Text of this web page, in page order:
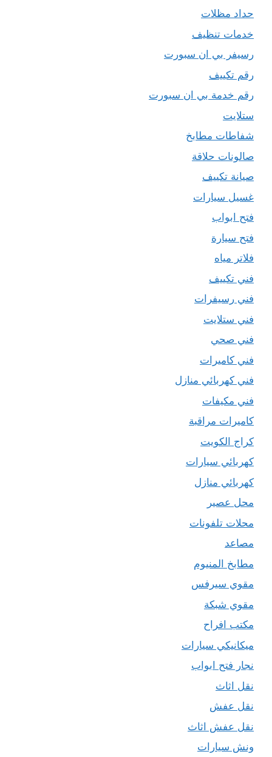
حداد مظلات
خدمات تنظيف
رسيفر بي ان سبورت
رقم تكييف
رقم خدمة بي ان سبورت
ستلايت
شفاطات مطابخ
صالونات حلاقة
صيانة تكييف
غسيل سيارات
فتح ابواب
فتح سيارة
فلاتر مياه
فني تكييف
فني رسيفرات
فني ستلايت
فني صحي
فني كاميرات
فني كهربائي منازل
فني مكيفات
كاميرات مراقبة
كراج الكويت
كهربائي سيارات
كهربائي منازل
محل عصير
محلات تلفونات
مصاعد
مطابخ المنيوم
مقوي سيرفس
مقوي شبكة
مكتب افراح
ميكانيكي سيارات
نجار فتح ابواب
نقل اثاث
نقل عفش
نقل عفش اثاث
ونش سيارات